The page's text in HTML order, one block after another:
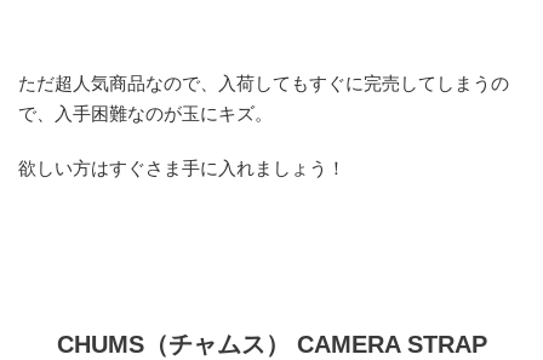
ただ超人気商品なので、入荷してもすぐに完売してしまうの
で、入手困難なのが玉にキズ。
欲しい方はすぐさま手に入れましょう！
CHUMS（チャムス） CAMERA STRAP